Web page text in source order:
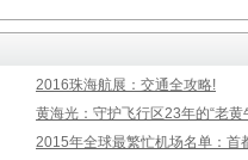
2016珠海航展：交通全攻略!
黄海光：守护飞行区23年的“老黄
2015年全球最繁忙机场名单：首